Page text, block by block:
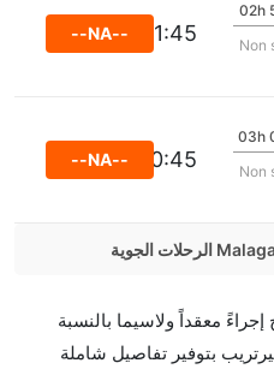
02h
Non
11:45
--NA--
03h
Non
20:45
--NA--
الجوية الأخرى؟
الطيران على هذا الطريق،
معقداً ولاسيما بالنسبة
بتوفير تفاصيل شاملة